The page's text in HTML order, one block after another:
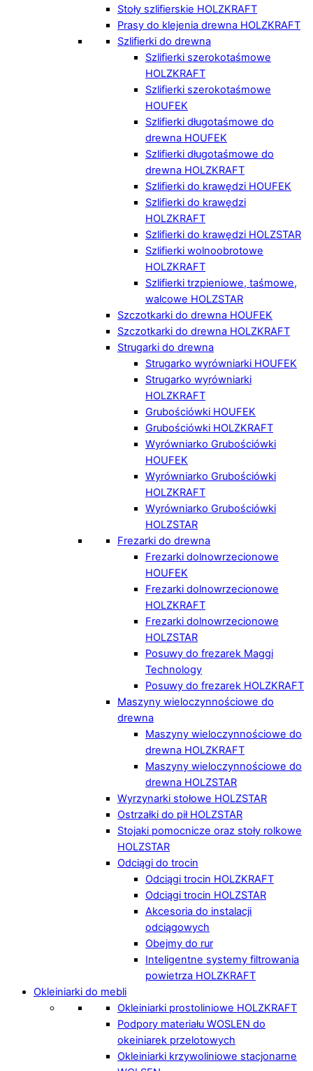
Stoły szlifierskie HOLZKRAFT
Prasy do klejenia drewna HOLZKRAFT
Szlifierki do drewna
Szlifierki szerokotaśmowe
HOLZKRAFT
Szlifierki szerokotaśmowe
HOUFEK
Szlifierki długotaśmowe do
drewna HOUFEK
Szlifierki długotaśmowe do
drewna HOLZKRAFT
Szlifierki do krawędzi HOUFEK
Szlifierki do krawędzi
HOLZKRAFT
Szlifierki do krawędzi HOLZSTAR
Szlifierki wolnoobrotowe
HOLZKRAFT
Szlifierki trzpieniowe, taśmowe,
walcowe HOLZSTAR
Szczotkarki do drewna HOUFEK
Szczotkarki do drewna HOLZKRAFT
Strugarki do drewna
Strugarko wyrówniarki HOUFEK
Strugarko wyrówniarki
HOLZKRAFT
Grubościówki HOUFEK
Grubościówki HOLZKRAFT
Wyrówniarko Grubościówki
HOUFEK
Wyrówniarko Grubościówki
HOLZKRAFT
Wyrówniarko Grubościówki
HOLZSTAR
Frezarki do drewna
Frezarki dolnowrzecionowe
HOUFEK
Frezarki dolnowrzecionowe
HOLZKRAFT
Frezarki dolnowrzecionowe
HOLZSTAR
Posuwy do frezarek Maggi
Technology
Posuwy do frezarek HOLZKRAFT
Maszyny wieloczynnościowe do
drewna
Maszyny wieloczynnościowe do
drewna HOLZKRAFT
Maszyny wieloczynnościowe do
drewna HOLZSTAR
Wyrzynarki stołowe HOLZSTAR
Ostrzałki do pił HOLZSTAR
Stojaki pomocnicze oraz stoły rolkowe
HOLZSTAR
Odciągi do trocin
Odciągi trocin HOLZKRAFT
Odciągi trocin HOLZSTAR
Akcesoria do instalacji
odciągowych
Obejmy do rur
Inteligentne systemy filtrowania
powietrza HOLZKRAFT
Okleiniarki do mebli
Okleiniarki prostoliniowe HOLZKRAFT
Podpory materiału WOSLEN do
okeiniarek przelotowych
Okleiniarki krzywoliniowe stacjonarne